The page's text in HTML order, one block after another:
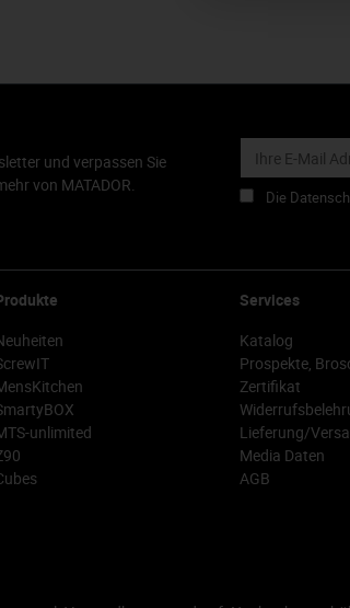
und verpassen Sie
von MATADOR.
Die
unlimited
Services
Katalog
Prospekte,
Zertifikat
Lieferung/
Media Daten
AGB